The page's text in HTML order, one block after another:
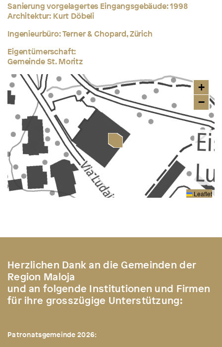
Sanierung vorgelagertes Eingangsgebäude: 1998
Architektur: Kurt Döbeli
Ingenieurbüro: Terner & Chopard, Zürich
Eigentümerschaft:
Gemeinde St. Moritz
+
−
Leaflet
Herzlichen Dank an die Gemeinden der
Region Maloja
und an folgende Institutionen und Firmen
für ihre grosszügige Unterstützung:
Patronatsgemeinde 2026: